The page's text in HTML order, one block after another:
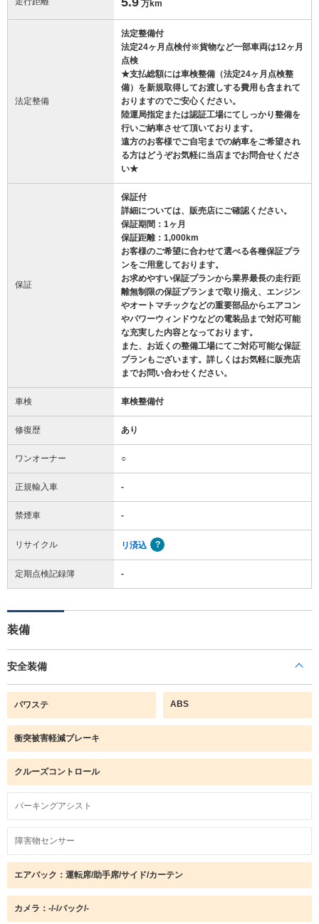
万km
法定整備
法定整備付
法定24ヶ月点検付※貨物など一部車両は12ヶ月
点検
★支払総額には車検整備（法定24ヶ月点検整
備）を新規取得してお渡しする費用も含まれて
おりますのでご安心ください。
陸運局指定または認証工場にてしっかり整備を
行いご納車させて頂いております。
遠方のお客様でご自宅までの納車をご希望され
る方はどうぞお気軽に当店までお問合せくださ
い★
保証
保証付
詳細については、販売店にご確認ください。
保証期間：1ヶ月
保証距離：1,000km
お客様のご希望に合わせて選べる各種保証プラ
ンをご用意しております。
お求めやすい保証プランから業界最長の走行距
離無制限の保証プランまで取り揃え、エンジン
やオートマチックなどの重要部品からエアコン
やパワーウィンドウなどの電装品まで対応可能
な充実した内容となっております。
また、お近くの整備工場にてご対応可能な保証
プランもございます。詳しくはお気軽に販売店
までお問い合わせください。
車検 車検整備付
修復歴 あり
ワンオーナー ○
正規輸入車 -
禁煙車 -
リサイクル リ済込
定期点検記録簿 -
装備
安全装備
パワステ ABS
衝突被害軽減ブレーキ
クルーズコントロール
パーキングアシスト
障害物センサー
エアバック：運転席/助手席/サイド/カーテン
カメラ：-/-/バック/-